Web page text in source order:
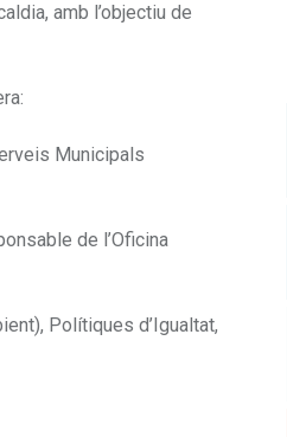
amb l’objectiu de
Municipals
de l’Oficina
Polítiques d’Igualtat,